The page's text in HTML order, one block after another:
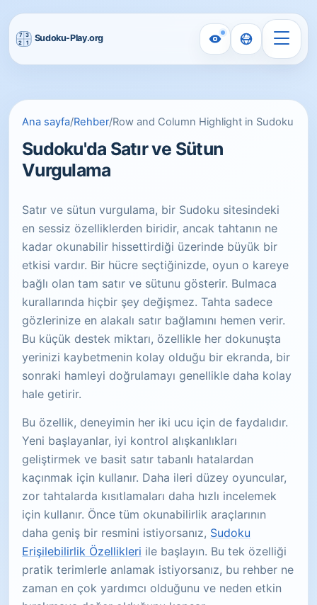
Ana sayfa/Rehber/Row and Column Highlight in Sudoku
Sudoku'da Satır ve Sütun
Vurgulama
Satır ve sütun vurgulama, bir Sudoku sitesindeki
en sessiz özelliklerden biridir, ancak tahtanın ne
kadar okunabilir hissettirdiği üzerinde büyük bir
etkisi vardır. Bir hücre seçtiğinizde, oyun o kareye
bağlı olan tam satır ve sütunu gösterir. Bulmaca
kurallarında hiçbir şey değişmez. Tahta sadece
gözlerinize en alakalı satır bağlamını hemen verir.
Bu küçük destek miktarı, özellikle her dokunuşta
yerinizi kaybetmenin kolay olduğu bir ekranda, bir
sonraki hamleyi doğrulamayı genellikle daha kolay
hale getirir.
Bu özellik, deneyimin her iki ucu için de faydalıdır.
Yeni başlayanlar, iyi kontrol alışkanlıkları
geliştirmek ve basit satır tabanlı hatalardan
kaçınmak için kullanır. Daha ileri düzey oyuncular,
zor tahtalarda kısıtlamaları daha hızlı incelemek
için kullanır. Önce tüm okunabilirlik araçlarının
daha geniş bir resmini istiyorsanız, Sudoku
Erişilebilirlik Özellikleri ile başlayın. Bu tek özelliği
pratik terimlerle anlamak istiyorsanız, bu rehber ne
zaman en çok yardımcı olduğunu ve neden etkin